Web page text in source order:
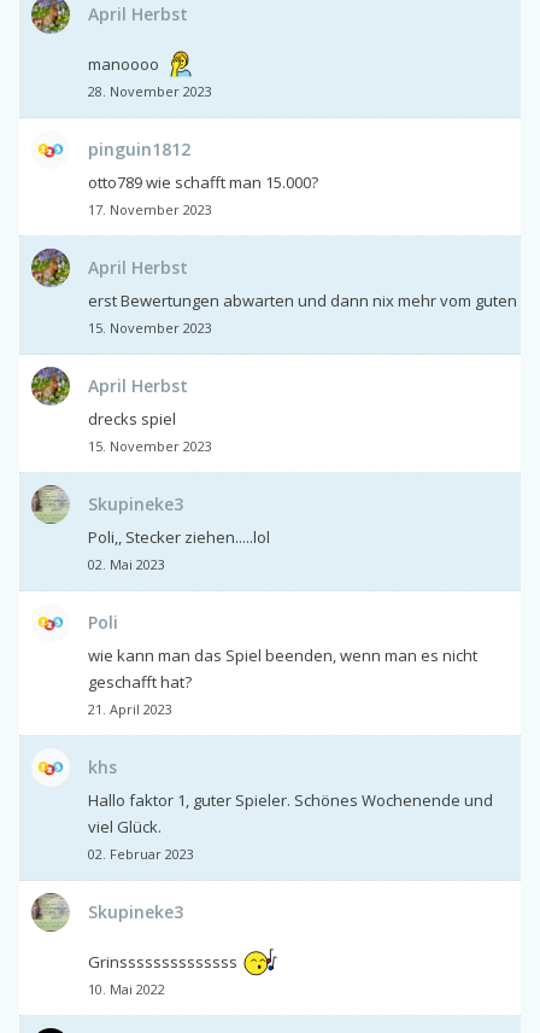
April Herbst
manoooo
28. November 2023
pinguin1812
otto789 wie schafft man 15.000?
17. November 2023
April Herbst
erst Bewertungen abwarten und dann nix mehr vom guten
15. November 2023
April Herbst
drecks spiel
15. November 2023
Skupineke3
Poli,, Stecker ziehen.....lol
02. Mai 2023
Poli
wie kann man das Spiel beenden, wenn man es nicht
geschafft hat?
21. April 2023
khs
Hallo faktor 1, guter Spieler. Schönes Wochenende und
viel Glück.
02. Februar 2023
Skupineke3
Grinssssssssssssss
10. Mai 2022